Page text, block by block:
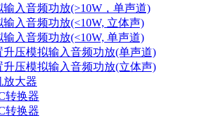
输入音频功放(>10W，单声道)
输入音频功放(<10W, 立体声)
输入音频功放(<10W, 单声道)
升压模拟输入音频功放(单声道)
升压模拟输入音频功放(立体声)
放大器
转换器
转换器